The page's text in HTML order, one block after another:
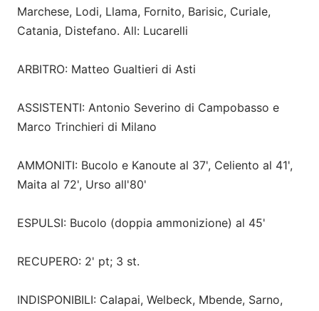
Marchese, Lodi, Llama, Fornito, Barisic, Curiale,
Catania, Distefano. All: Lucarelli
ARBITRO: Matteo Gualtieri di Asti
ASSISTENTI: Antonio Severino di Campobasso e
Marco Trinchieri di Milano
AMMONITI: Bucolo e Kanoute al 37', Celiento al 41',
Maita al 72', Urso all'80'
ESPULSI: Bucolo (doppia ammonizione) al 45'
RECUPERO: 2' pt; 3 st.
INDISPONIBILI: Calapai, Welbeck, Mbende, Sarno,